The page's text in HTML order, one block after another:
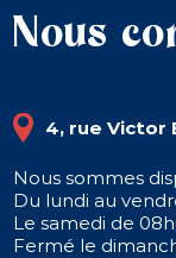
Nous
4, rue Victor
Nous sommes
Du lundi au
Le samedi de
Fermé le